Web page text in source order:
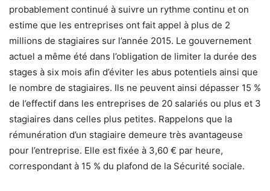
probablement continué à suivre un rythme continu et on
estime que les entreprises ont fait appel à plus de 2
millions de stagiaires sur l’année 2015. Le gouvernement
actuel a même été dans l’obligation de limiter la durée des
stages à six mois afin d’éviter les abus potentiels ainsi que
le nombre de stagiaires. Ils ne peuvent ainsi dépasser 15 %
de l’effectif dans les entreprises de 20 salariés ou plus et 3
stagiaires dans celles plus petites. Rappelons que la
rémunération d’un stagiaire demeure très avantageuse
pour l’entreprise. Elle est fixée à 3,60 € par heure,
correspondant à 15 % du plafond de la Sécurité sociale.